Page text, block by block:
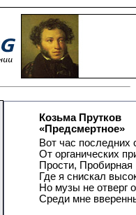
Козьма Прутков
«Предсмертное»
Вот час последних
От органических
Прости, Пробирная
Где я снискал
Но музы не отверг
Среди мне